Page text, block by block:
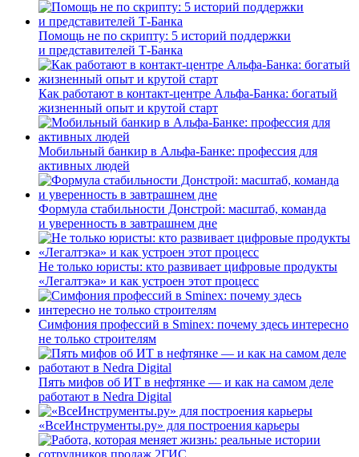
Помощь не по скрипту: 5 историй поддержки
и представителей Т-Банка
Как работают в контакт-центре Альфа-Банка: богатый
жизненный опыт и крутой старт
Мобильный банкир в Альфа-Банке: профессия для
активных людей
Формула стабильности Донстрой: масштаб, команда
и уверенность в завтрашнем дне
Не только юристы: кто развивает цифровые продукты
«Легалтэка» и как устроен этот процесс
Симфония профессий в Sminex: почему здесь интересно
не только строителям
Пять мифов об ИТ в нефтянке — и как на самом деле
работают в Nedra Digital
«ВсеИнструменты.ру» для построения карьеры